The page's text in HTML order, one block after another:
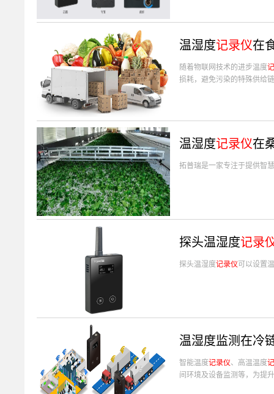
温湿度记录仪在
随着物联网技术的进步温度
损耗，避免污染的特殊供给
温湿度记录仪在
拓普瑞是一家专注于提供智
探头温湿度记录
探头温湿度记录仪可以设置
温湿度监测在冷
智能温度记录仪、高温温度
间环境及设备监测等，为提